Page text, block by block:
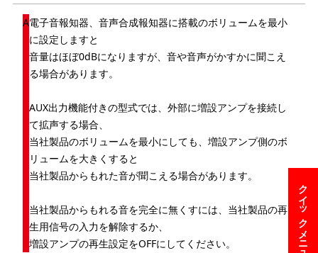
クイックメニュー
電子音報知器、音声合成報知器に搭載のボリュームを最小
に設定しますと
音量はほぼ0dBになりますが、音や音声がかすかに聞こえ
る場合があります。
AUX出力機能付きの型式では、外部に増設アンプを接続し
て拡声する場合、
当社製品のボリュームを最小にしても、増設アンプ側のボ
リュームを大きくすると
当社製品からもれた音が聞こえる場合があります。
当社製品からもれる音を完全に無くすには、当社製品の再
生用信号の入力を解除するか、
増設アンプの再生設定をOFFにしてください。